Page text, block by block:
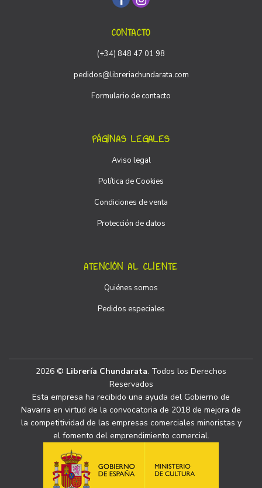
CONTACTO
(+34) 848 47 01 98
pedidos@libreriachundarata.com
Formulario de contacto
PÁGINAS LEGALES
Aviso legal
Política de Cookies
Condiciones de venta
Protección de datos
ATENCIÓN AL CLIENTE
Quiénes somos
Pedidos especiales
2026 © Librería Chundarata. Todos los Derechos
Reservados
Esta empresa ha recibido una ayuda del Gobierno de
Navarra en virtud de la convocatoria de 2018 de mejora de
la competitividad de las empresas comerciales minoristas y
el fomento del emprendimiento comercial.